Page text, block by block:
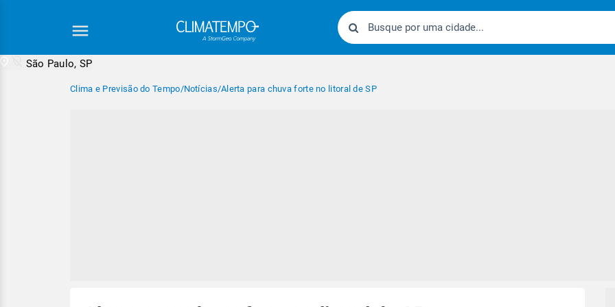
São Paulo, SP
Clima e Previsão do Tempo/Notícias/Alerta para chuva forte no litoral de SP